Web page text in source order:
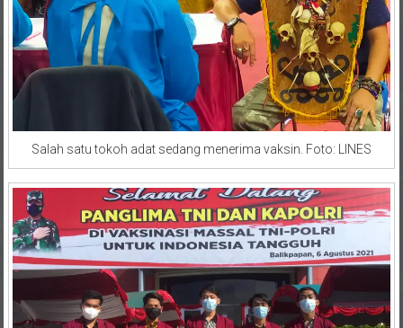
Salah satu tokoh adat sedang menerima vaksin. Foto: LINES